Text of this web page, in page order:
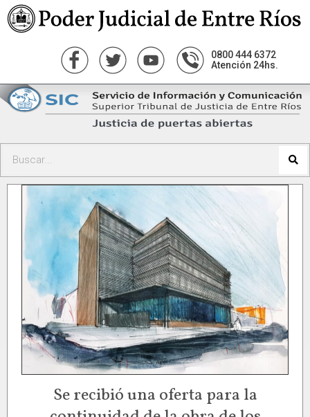
0800 444 6372
Atención 24hs.
Se recibió una oferta para la